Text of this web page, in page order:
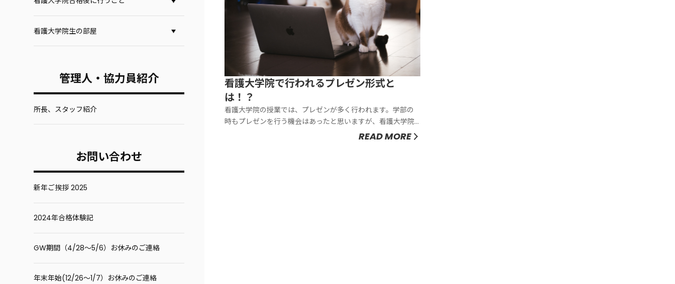
看護大学院で行われるプレゼン形式と
は！？
看護大学院の授業では、プレゼンが多く行われます。学部の
時もプレゼンを行う機会はあったと思いますが、看護大学院
ではその機会が多くなります。今回は、看護大学院のプレゼ
READ MORE
看護大学院生の部屋
管理人・協力員紹介
所長、スタッフ紹介
お問い合わせ
新年ご挨拶 2025
2024年合格体験記
GW期間（4/28～5/6）お休みのご連絡
年末年始(12/26～1/7）お休みのご連絡